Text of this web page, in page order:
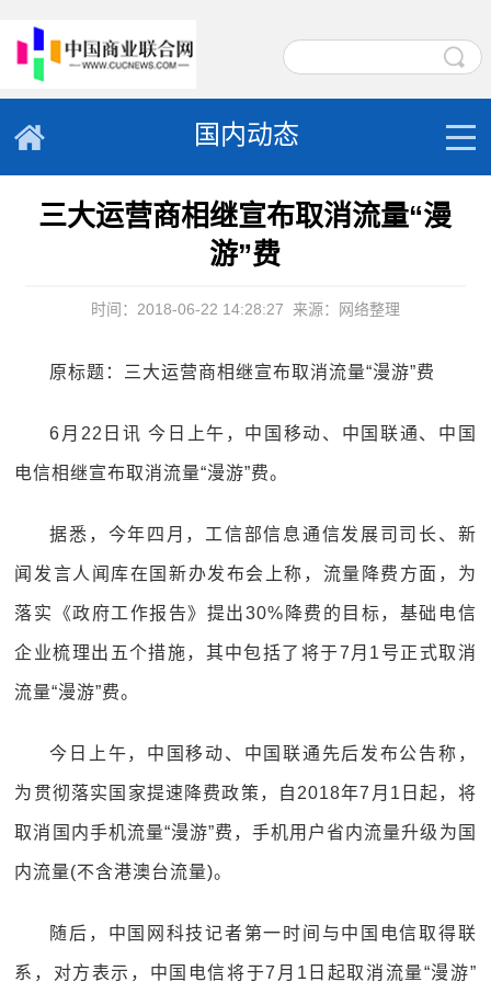
国内动态
三大运营商相继宣布取消流量“漫
游”费
时间：2018-06-22 14:28:27 来源：网络整理
原标题：三大运营商相继宣布取消流量“漫游”费
6月22日讯 今日上午，中国移动、中国联通、中国
电信相继宣布取消流量“漫游”费。
据悉，今年四月，工信部信息通信发展司司长、新
闻发言人闻库在国新办发布会上称，流量降费方面，为
落实《政府工作报告》提出30%降费的目标，基础电信
企业梳理出五个措施，其中包括了将于7月1号正式取消
流量“漫游”费。
今日上午，中国移动、中国联通先后发布公告称，
为贯彻落实国家提速降费政策，自2018年7月1日起，将
取消国内手机流量“漫游”费，手机用户省内流量升级为国
内流量(不含港澳台流量)。
随后，中国网科技记者第一时间与中国电信取得联
系，对方表示，中国电信将于7月1日起取消流量“漫游”